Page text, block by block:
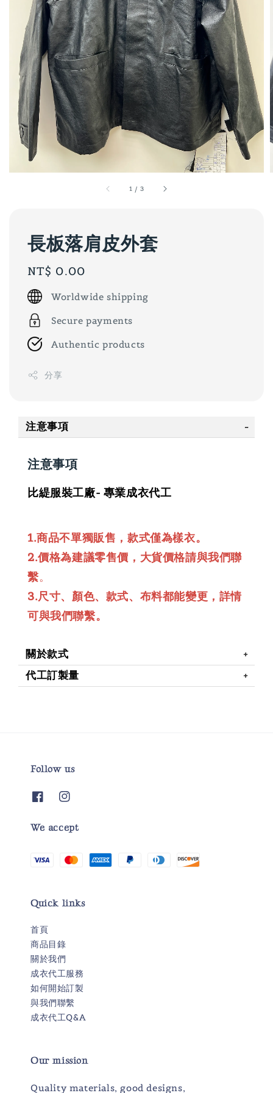
1 / 3
長板落肩皮外套
Regular
price
NT$ 0.00
Worldwide shipping
Secure payments
Authentic products
分享
注意事項
注意事項
比緹服裝工廠- 專業成衣代工
1.商品不單獨販售，款式僅為樣衣。
2.價格為建議零售價，大貨價格請與我們聯
繫。
3.尺寸、顏色、款式、布料都能變更，詳情
可與我們聯繫。
關於款式
代工訂製量
Follow us
We accept
Quick links
首頁
商品目錄
關於我們
成衣代工服務
如何開始訂製
與我們聯繫
成衣代工Q&A
Our mission
Quality materials, good designs,